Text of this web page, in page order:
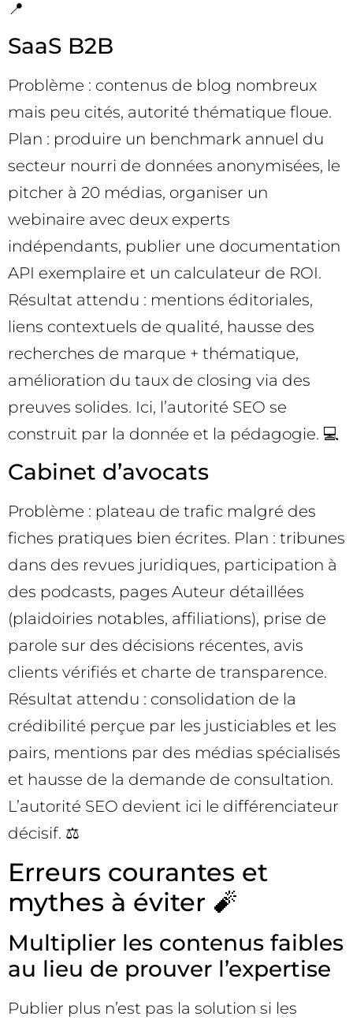
📍
SaaS B2B
Problème : contenus de blog nombreux
mais peu cités, autorité thématique floue.
Plan : produire un benchmark annuel du
secteur nourri de données anonymisées, le
pitcher à 20 médias, organiser un
webinaire avec deux experts
indépendants, publier une documentation
API exemplaire et un calculateur de ROI.
Résultat attendu : mentions éditoriales,
liens contextuels de qualité, hausse des
recherches de marque + thématique,
amélioration du taux de closing via des
preuves solides. Ici, l’autorité SEO se
construit par la donnée et la pédagogie. 💻
Cabinet d’avocats
Problème : plateau de trafic malgré des
fiches pratiques bien écrites. Plan : tribunes
dans des revues juridiques, participation à
des podcasts, pages Auteur détaillées
(plaidoiries notables, affiliations), prise de
parole sur des décisions récentes, avis
clients vérifiés et charte de transparence.
Résultat attendu : consolidation de la
crédibilité perçue par les justiciables et les
pairs, mentions par des médias spécialisés
et hausse de la demande de consultation.
L’autorité SEO devient ici le différenciateur
décisif. ⚖️
Erreurs courantes et
mythes à éviter 🧨
Multiplier les contenus faibles
au lieu de prouver l’expertise
Publier plus n’est pas la solution si les